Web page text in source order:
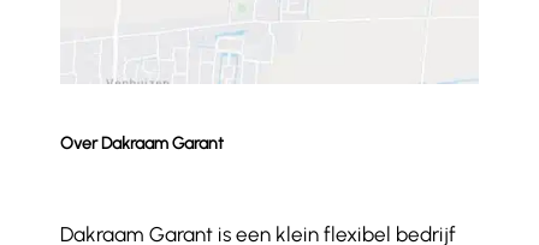
Over Dakraam Garant
Dakraam Garant is een klein flexibel bedrijf